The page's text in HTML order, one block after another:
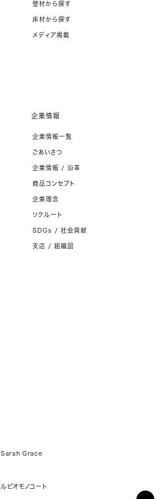
壁材から探す
床材から探す
メディア掲載
企業情報
企業情報一覧
ごあいさつ
企業情報 / 沿革
商品コンセプト
企業理念
リクルート
SDGs / 社会貢献
支店 / 組織図
Sarah Grace
ルビオモノコート